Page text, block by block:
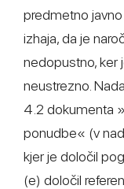
predmetno
izhaja, da je
nedopustno, ker
neustrezno.
4.2 dokumenta
ponudbe« (v
kjer je določil
(e) določil